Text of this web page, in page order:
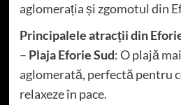
aglomerația și zgomotul din
Principalele atracții din
– Plaja Eforie Sud: O plajă
aglomerată, perfectă pentru
relaxeze în pace.